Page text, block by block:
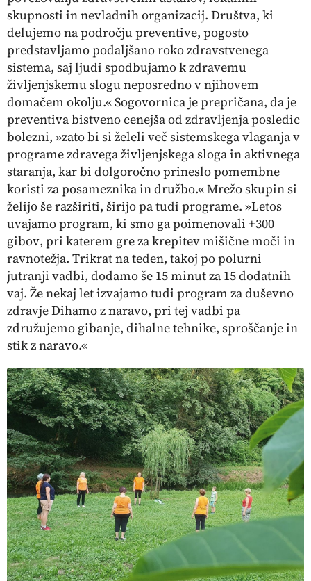
skupnosti in nevladnih organizacij. Društva, ki
delujemo na področju preventive, pogosto
predstavljamo podaljšano roko zdravstvenega
sistema, saj ljudi spodbujamo k zdravemu
življenjskemu slogu neposredno v njihovem
domačem okolju.« Sogovornica je prepričana, da je
preventiva bistveno cenejša od zdravljenja posledic
bolezni, »zato bi si želeli več sistemskega vlaganja v
programe zdravega življenjskega sloga in aktivnega
staranja, kar bi dolgoročno prineslo pomembne
koristi za posameznika in družbo.« Mrežo skupin si
želijo še razširiti, širijo pa tudi programe. »Letos
uvajamo program, ki smo ga poimenovali +300
gibov, pri katerem gre za krepitev mišične moči in
ravnotežja. Trikrat na teden, takoj po polurni
jutranji vadbi, dodamo še 15 minut za 15 dodatnih
vaj. Že nekaj let izvajamo tudi program za duševno
zdravjeDihamo z naravo, pri tej vadbi pa
združujemo gibanje, dihalne tehnike, sproščanje in
stik z naravo.«